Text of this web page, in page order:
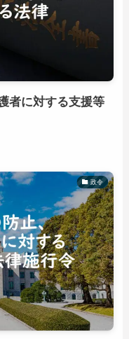
者に対する支援等
政令